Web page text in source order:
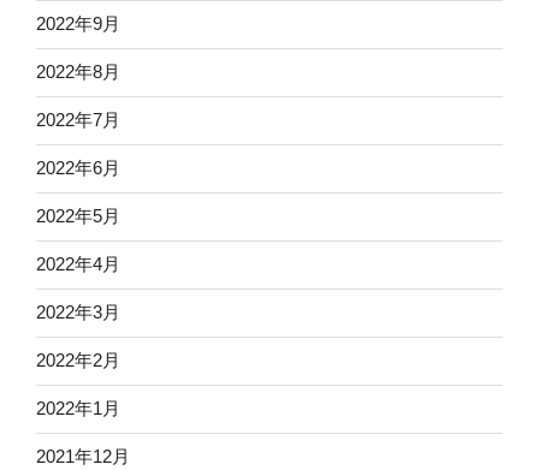
2022年9月
2022年8月
2022年7月
2022年6月
2022年5月
2022年4月
2022年3月
2022年2月
2022年1月
2021年12月